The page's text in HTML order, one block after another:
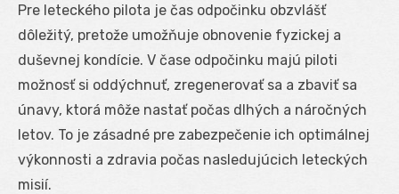
Pre leteckého pilota je čas odpočinku obzvlášť
dôležitý, pretože umožňuje obnovenie fyzickej a
duševnej kondície. V čase odpočinku majú piloti
možnosť si oddýchnuť, zregenerovať sa a zbaviť sa
únavy, ktorá môže nastať počas dlhých a náročných
letov. To je zásadné pre zabezpečenie ich optimálnej
výkonnosti a zdravia počas nasledujúcich leteckých
misií.